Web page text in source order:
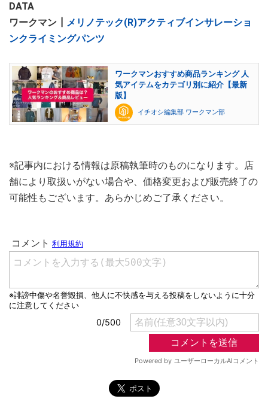
DATA
ワークマン┃ メリノテック(R)アクティブインサレーショ
ンクライミングパンツ
ワークマンおすすめ商品ランキング 人
気アイテムをカテゴリ別に紹介【最新
版】
イチオシ編集部 ワークマン部
※記事内における情報は原稿執筆時のものになります。店
舗により取扱いがない場合や、価格変更および販売終了の
可能性もございます。あらかじめご了承ください。